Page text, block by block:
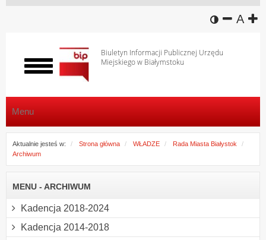
wersja
A
Biuletyn Informacji Publicznej Urzędu
Miejskiego w Białymstoku
Włącz
menu
Menu
Aktualnie jesteś w: Strona główna WŁADZE
Rada Miasta Białystok
Archiwum
MENU - ARCHIWUM
Kadencja 2018-2024
Kadencja 2014-2018